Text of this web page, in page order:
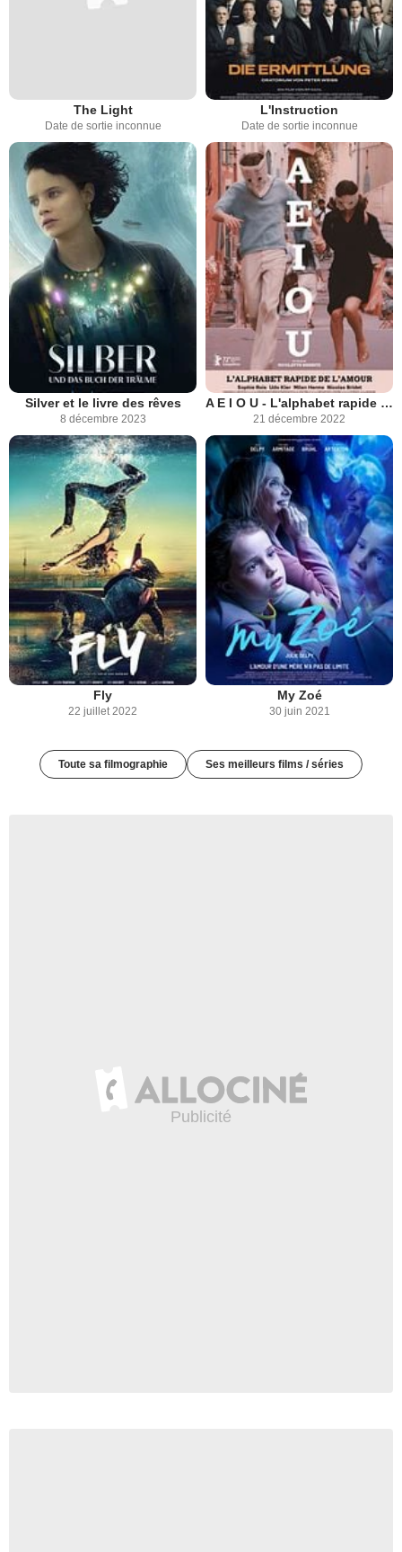
The Light
Date de sortie inconnue
L'Instruction
Date de sortie inconnue
Silver et le livre des rêves
8 décembre 2023
A E I O U - L'alphabet rapide de l'amour
21 décembre 2022
Fly
22 juillet 2022
My Zoé
30 juin 2021
Toute sa filmographie Ses meilleurs films / séries